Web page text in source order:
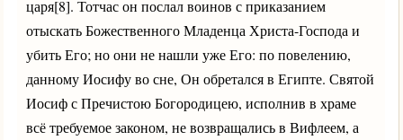
царя[8]. Тотчас он послал воинов с приказанием
отыскать Божественного Младенца Христа-Господа и
убить Его; но они не нашли уже Его: по повелению,
данному Иосифу во сне, Он обретался в Египте. Святой
Иосиф с Пречистою Богородицею, исполнив в храме
всё требуемое законом, не возвращались в Вифлеем, а